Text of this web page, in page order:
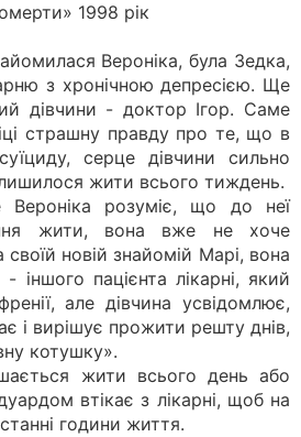
1998 рік
Вероніка, була Зедка,
з хронічною депресією. Ще
дівчини - доктор Ігор. Саме
страшну правду про те, що в
серце дівчини сильно
жити всього тиждень.
Вероніка розуміє, що до неї
жити, вона вже не хоче
новій знайомій Марі, вона
іншого пацієнта лікарні, який
але дівчина усвідомлює,
і вирішує прожити решту днів,
котушку».
жити всього день або
втікає з лікарні, щоб на
години життя.